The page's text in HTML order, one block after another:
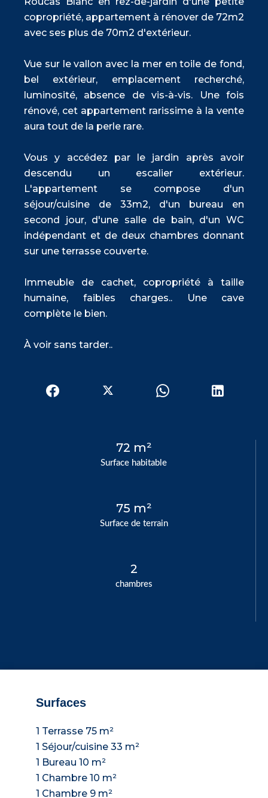
Surface habitable
72 m²
Surface de terrain
75 m²
chambres
2
copropriété, appartement à rénover de 72m2
avec ses plus de 70m2 d'extérieur.
Vue sur le vallon avec la mer en toile de fond,
bel extérieur, emplacement recherché,
luminosité, absence de vis-à-vis. Une fois
rénové, cet appartement rarissime à la vente
aura tout de la perle rare.
Vous y accédez par le jardin après avoir
descendu un escalier extérieur.
L'appartement se compose d'un
séjour/cuisine de 33m2, d'un bureau en
second jour, d'une salle de bain, d'un WC
indépendant et de deux chambres donnant
sur une terrasse couverte.
Immeuble de cachet, copropriété à taille
humaine, faibles charges.. Une cave
complète le bien.
À voir sans tarder..
Surfaces
1 Terrasse 75 m²
1 Séjour/cuisine 33 m²
1 Bureau 10 m²
1 Chambre 10 m²
1 Chambre 9 m²